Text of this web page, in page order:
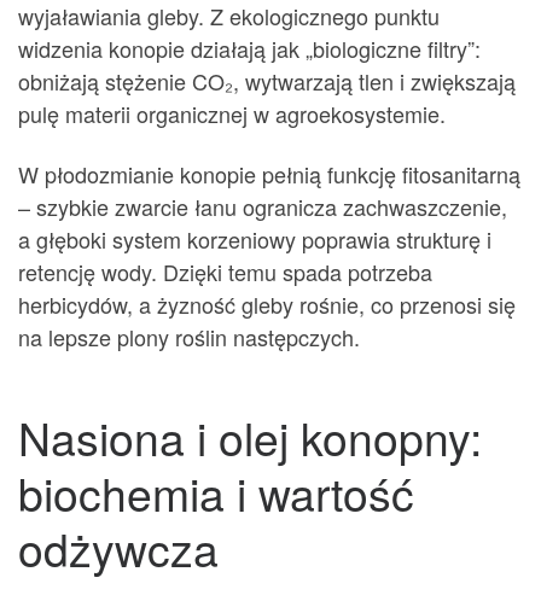
wyjaławiania gleby. Z ekologicznego punktu
widzenia konopie działają jak „biologiczne filtry”:
obniżają stężenie CO₂, wytwarzają tlen i zwiększają
pulę materii organicznej w agroekosystemie.
W płodozmianie konopie pełnią funkcję fitosanitarną
– szybkie zwarcie łanu ogranicza zachwaszczenie,
a głęboki system korzeniowy poprawia strukturę i
retencję wody. Dzięki temu spada potrzeba
herbicydów, a żyzność gleby rośnie, co przenosi się
na lepsze plony roślin następczych.
Nasiona i olej konopny:
biochemia i wartość
odżywcza